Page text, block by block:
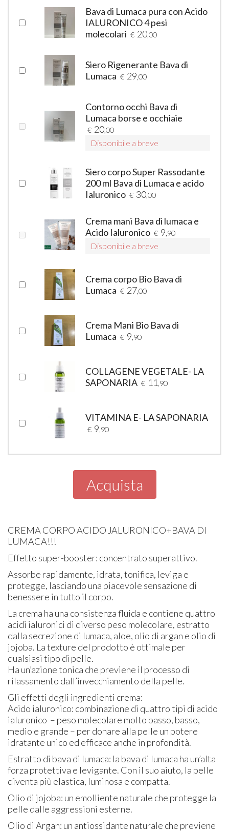
Bava di Lumaca pura con Acido
IALURONICO 4 pesi
molecolari € 20,00
Siero Rigenerante Bava di
Lumaca € 29 ,00
Contorno occhi Bava di
Lumaca borse e occhiaie
€ 20,00
Disponibile a breve
Siero corpo Super Rassodante
200 ml Bava di Lumaca e acido
Ialuronico € 30,00
Crema mani Bava di lumaca e
Acido Ialuronico € 9 ,90
Disponibile a breve
Crema corpo Bio Bava di
Lumaca € 27,00
Crema Mani Bio Bava di
Lumaca € 9 ,90
COLLAGENE VEGETALE- LA
SAPONARIA € 11 ,90
VITAMINA E- LA SAPONARIA
€ 9 ,90
Acquista
CREMA CORPO ACIDO JALURONICO+BAVA DI
LUMACA!!!
Effetto super-booster: concentrato superattivo.
Assorbe rapidamente, idrata, tonifica, leviga e
protegge, lasciando una piacevole sensazione di
benessere in tutto il corpo.
La crema ha una consistenza fluida e contiene quattro
acidi ialuronici di diverso peso molecolare, estratto
dalla secrezione di lumaca, aloe, olio di argan e olio di
jojoba. La texture del prodotto è ottimale per
qualsiasi tipo di pelle.
Ha un’azione tonica che previene il processo di
rilassamento dall’invecchiamento della pelle.
Gli effetti degli ingredienti crema:
Acido ialuronico: combinazione di quattro tipi di acido
ialuronico – peso molecolare molto basso, basso,
medio e grande – per donare alla pelle un potere
idratante unico ed efficace anche in profondità.
Estratto di bava di lumaca: la bava di lumaca ha un’alta
forza protettiva e levigante. Con il suo aiuto, la pelle
diventa più elastica, luminosa e compatta.
Olio di jojoba: un emolliente naturale che protegge la
pelle dalle aggressioni esterne.
Olio di Argan: un antiossidante naturale che previene